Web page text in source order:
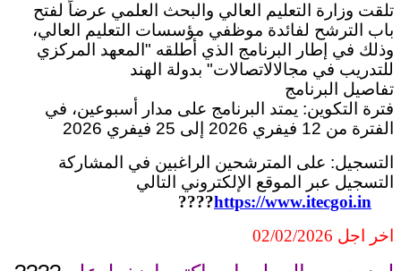
تلقت وزارة التعليم العالي والبحث العلمي عرضاً لفتح
باب الترشح لفائدة موظفي مؤسسات التعليم العالي،
وذلك في إطار البرنامج الذي أطلقه "المعهد المركزي
للتدريب في مجالالاتصالات" بدولة الهند
تفاصيل البرنامج
فترة التكوين: يمتد البرنامج على مدار أسبوعين، في
الفترة من 12 فيفري 2026 إلى 25 فيفري 2026
التسجيل عبر الموقع الإلكتروني التالي
????https://www.itecgoi.in
اخر اجل 02/02/2026